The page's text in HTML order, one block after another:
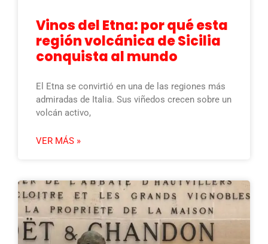
Vinos del Etna: por qué esta
región volcánica de Sicilia
conquista al mundo
El Etna se convirtió en una de las regiones más
admiradas de Italia. Sus viñedos crecen sobre un
volcán activo,
VER MÁS »